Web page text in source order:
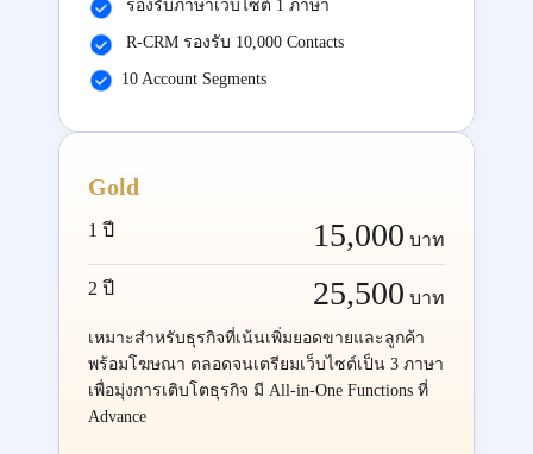
รองรับภาษาเว็บไซต์ 1 ภาษา
R-CRM รองรับ 10,000 Contacts
10 Account Segments
Gold
1 ปี 15,000 บาท
2 ปี 25,500 บาท
เหมาะสำหรับธุรกิจที่เน้นเพิ่มยอดขายและลูกค้า
พร้อมโฆษณา ตลอดจนเตรียมเว็บไซต์เป็น 3 ภาษา
เพื่อมุ่งการเติบโตธุรกิจ มี All-in-One Functions ที่
Advance